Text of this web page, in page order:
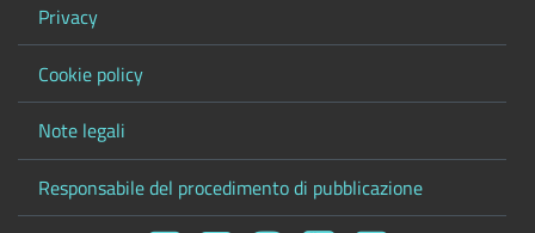
Privacy
Cookie policy
Note legali
Responsabile del procedimento di pubblicazione